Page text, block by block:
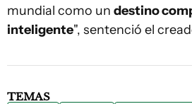
mundial como un destino
inteligente", sentenció el
TEMAS